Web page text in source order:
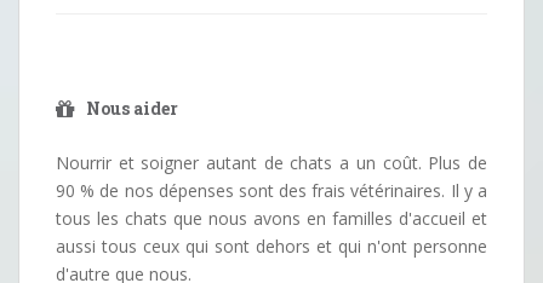
Nous aider
Nourrir et soigner autant de chats a un coût. Plus de
90 % de nos dépenses sont des frais vétérinaires. Il y a
tous les chats que nous avons en familles d'accueil et
aussi tous ceux qui sont dehors et qui n'ont personne
d'autre que nous.